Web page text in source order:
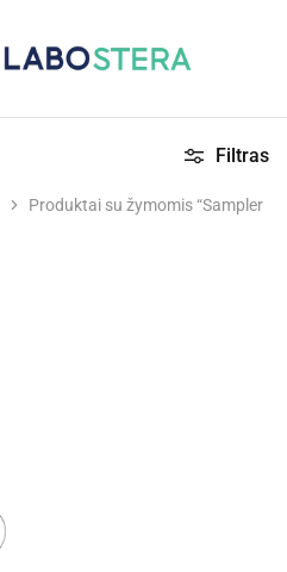
Produktai su žymomis “Sampler
Filtras